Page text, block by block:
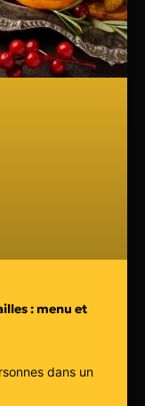
: menu et
dans un